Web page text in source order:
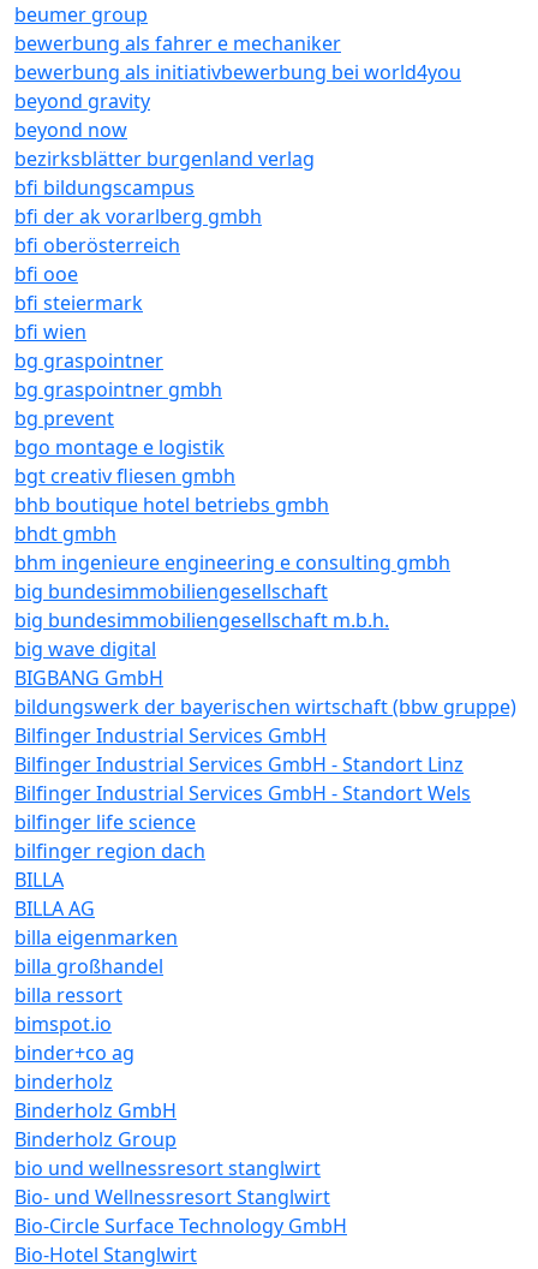
beumer group
bewerbung als fahrer e mechaniker
bewerbung als initiativbewerbung bei world4you
beyond gravity
beyond now
bezirksblätter burgenland verlag
bfi bildungscampus
bfi der ak vorarlberg gmbh
bfi oberösterreich
bfi ooe
bfi steiermark
bfi wien
bg graspointner
bg graspointner gmbh
bg prevent
bgo montage e logistik
bgt creativ fliesen gmbh
bhb boutique hotel betriebs gmbh
bhdt gmbh
bhm ingenieure engineering e consulting gmbh
big bundesimmobiliengesellschaft
big bundesimmobiliengesellschaft m.b.h.
big wave digital
BIGBANG GmbH
bildungswerk der bayerischen wirtschaft (bbw gruppe)
Bilfinger Industrial Services GmbH
Bilfinger Industrial Services GmbH - Standort Linz
Bilfinger Industrial Services GmbH - Standort Wels
bilfinger life science
bilfinger region dach
BILLA
BILLA AG
billa eigenmarken
billa großhandel
billa ressort
bimspot.io
binder+co ag
binderholz
Binderholz GmbH
Binderholz Group
bio und wellnessresort stanglwirt
Bio- und Wellnessresort Stanglwirt
Bio-Circle Surface Technology GmbH
Bio-Hotel Stanglwirt